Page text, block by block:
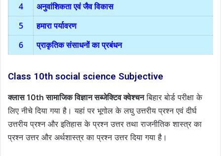
4
अनुवांशिकता एवं जैव विकास
5
हमारा पर्यावरण
6
प्राकृतिक संसाधनों का प्रबंधन
Class 10th social science Subjective
क्लास 10th सामाजिक विज्ञान सब्जेक्टिव क्वेश्चनबिहार बोर्ड परीक्षा के
लिए नीचे दिया गया है। यहां पर भूगोल के लघु उत्तरीय प्रश्न एवं दीर्घ
उत्तरीय प्रश्न और इतिहास के प्रश्न उत्तर तथा राजनीतिक शास्त्र का
प्रश्न उत्तर और अर्थशास्त्र का प्रश्न उत्तर दिया गया है।